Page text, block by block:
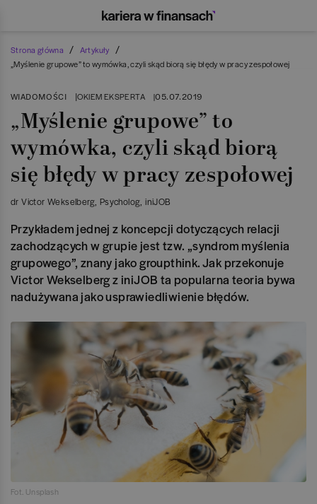
Strona główna / Artykuły /
„Myślenie grupowe” to wymówka, czyli skąd biorą się błędy w pracy zespołowej
WIADOMOŚCI |OKIEM EKSPERTA |05.07.2019
„Myślenie grupowe” to
wymówka, czyli skąd biorą
się błędy w pracy zespołowej
dr Victor Wekselberg, Psycholog, iniJOB
Przykładem jednej z koncepcji dotyczących relacji
zachodzących w grupie jest tzw. „syndrom myślenia
grupowego”, znany jako groupthink. Jak przekonuje
Victor Wekselberg z iniJOB ta popularna teoria bywa
nadużywana jako usprawiedliwienie błędów.
Fot. Unsplash